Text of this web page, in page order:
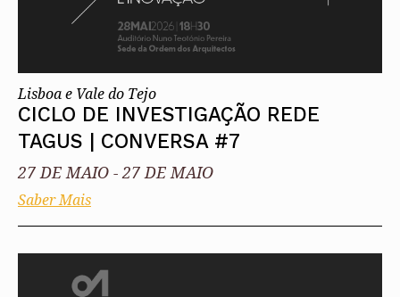
Lisboa e Vale do Tejo
CICLO DE INVESTIGAÇÃO REDE
TAGUS | CONVERSA #7
27 DE MAIO -27 DE MAIO
Saber Mais